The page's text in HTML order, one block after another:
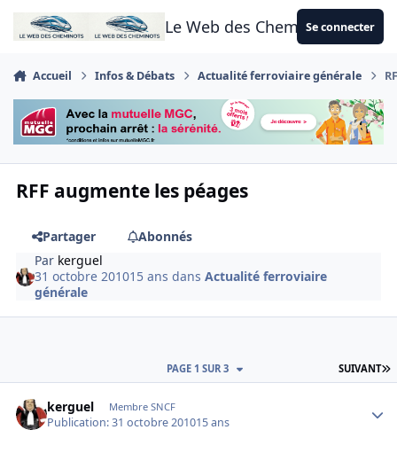
Aller au contenu
Le Web des CheminotsSe connecter
Accueil Infos & Débats Actualité ferroviaire générale
RFF augmente les péages
Partager
Abonnés
Par kerguel
31 octobre 201015 ans dansActualité ferroviaire
générale
SUIVANT
PAGE 1 SUR 3
kerguel Membre SNCF
Publication:31 octobre 201015 ans